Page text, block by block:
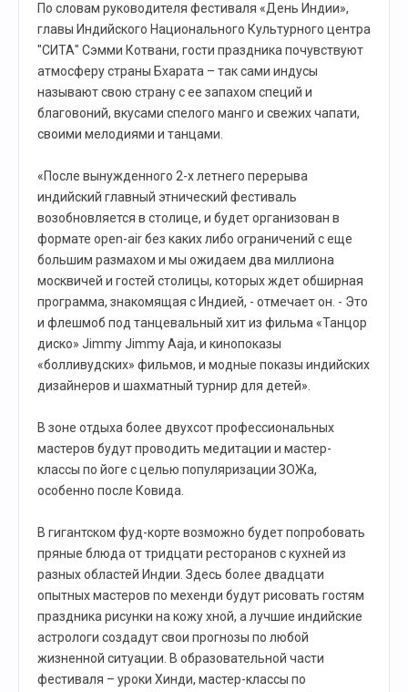
По словам руководителя фестиваля «День Индии»,
главы Индийского Национального Культурного центра
"СИТА" Сэмми Котвани, гости праздника почувствуют
атмосферу страны Бхарата – так сами индусы
называют свою страну с ее запахом специй и
благовоний, вкусами спелого манго и свежих чапати,
своими мелодиями и танцами.
«После вынужденного 2-х летнего перерыва
индийский главный этнический фестиваль
возобновляется в столице, и будет организован в
формате open-air без каких либо ограничений с еще
большим размахом и мы ожидаем два миллиона
москвичей и гостей столицы, которых ждет обширная
программа, знакомящая с Индией, - отмечает он. - Это
и флешмоб под танцевальный хит из фильма «Танцор
диско» Jimmy Jimmy Aaja, и кинопоказы
«болливудских» фильмов, и модные показы индийских
дизайнеров и шахматный турнир для детей».
В зоне отдыха более двухсот профессиональных
мастеров будут проводить медитации и мастер-
классы по йоге с целью популяризации ЗОЖа,
особенно после Ковида.
В гигантском фуд-корте возможно будет попробовать
пряные блюда от тридцати ресторанов с кухней из
разных областей Индии. Здесь более двадцати
опытных мастеров по мехенди будут рисовать гостям
праздника рисунки на кожу хной, а лучшие индийские
астрологи создадут свои прогнозы по любой
жизненной ситуации. В образовательной части
фестиваля – уроки Хинди, мастер-классы по